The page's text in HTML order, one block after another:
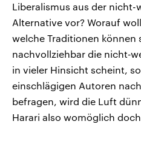
Liberalismus aus der nicht-
Alternative vor? Worauf
welche Traditionen können
nachvollziehbar die
in vieler Hinsicht scheint,
einschlägigen Autoren
befragen, wird die Luft
Harari also womöglich